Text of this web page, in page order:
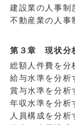
建設業の人事制
不動産業の人事
第３章 現状分
総額人件費を分
給与水準を分析
賞与水準を分析
年収水準を分析
人員構成を分析